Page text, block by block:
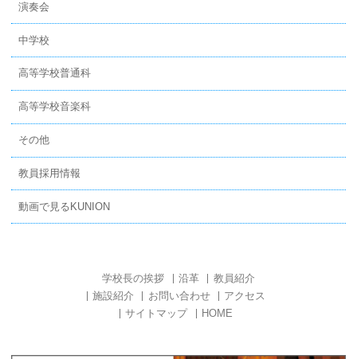
演奏会
中学校
高等学校普通科
高等学校音楽科
その他
教員採用情報
動画で見るKUNION
学校長の挨拶 沿革
教員紹介
施設紹介
お問い合わせ
アクセス
サイトマップ
HOME